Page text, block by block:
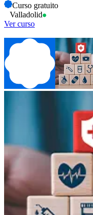
Curso gratuito
Valladolid
Ver curso